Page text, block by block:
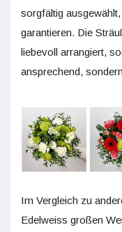
sorgfältig
garantieren. Die
liebevoll arrangiert,
ansprechend,
Im Vergleich zu
Edelweiss großen